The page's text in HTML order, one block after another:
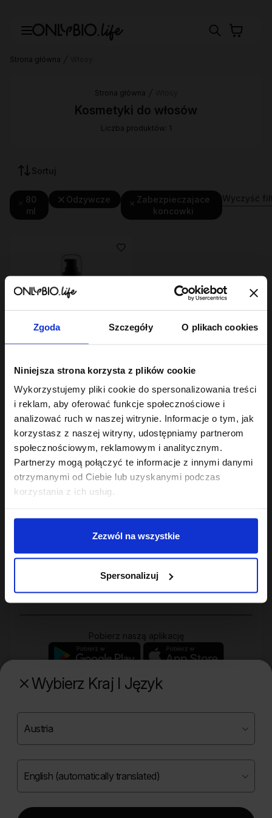
Zgoda Szczegóły O plikach cookies
Niniejsza strona korzysta z plików cookie
Wykorzystujemy pliki cookie do spersonalizowania treści
i reklam, aby oferować funkcje społecznościowe i
analizować ruch w naszej witrynie. Informacje o tym, jak
korzystasz z naszej witryny, udostępniamy partnerom
społecznościowym, reklamowym i analitycznym.
Partnerzy mogą połączyć te informacje z innymi danymi
otrzymanymi od Ciebie lub uzyskanymi podczas
korzystania z ich usług.
Zezwól na wszystkie
Spersonalizuj
Wybierz Kraj I Język
Strona główna
Strona główna
Kosmetyki do włosów
Liczba produktów: 1
Sortuj
80
ml
Odzywcze
Zabezpieczajace
koncowki
olejek zabezpieczający
22,49 zł
Najniższa cena z 30 dni przed
Sklep
Twoje konto
Pobierz naszą aplikację
Poznaj naszą drugą markę